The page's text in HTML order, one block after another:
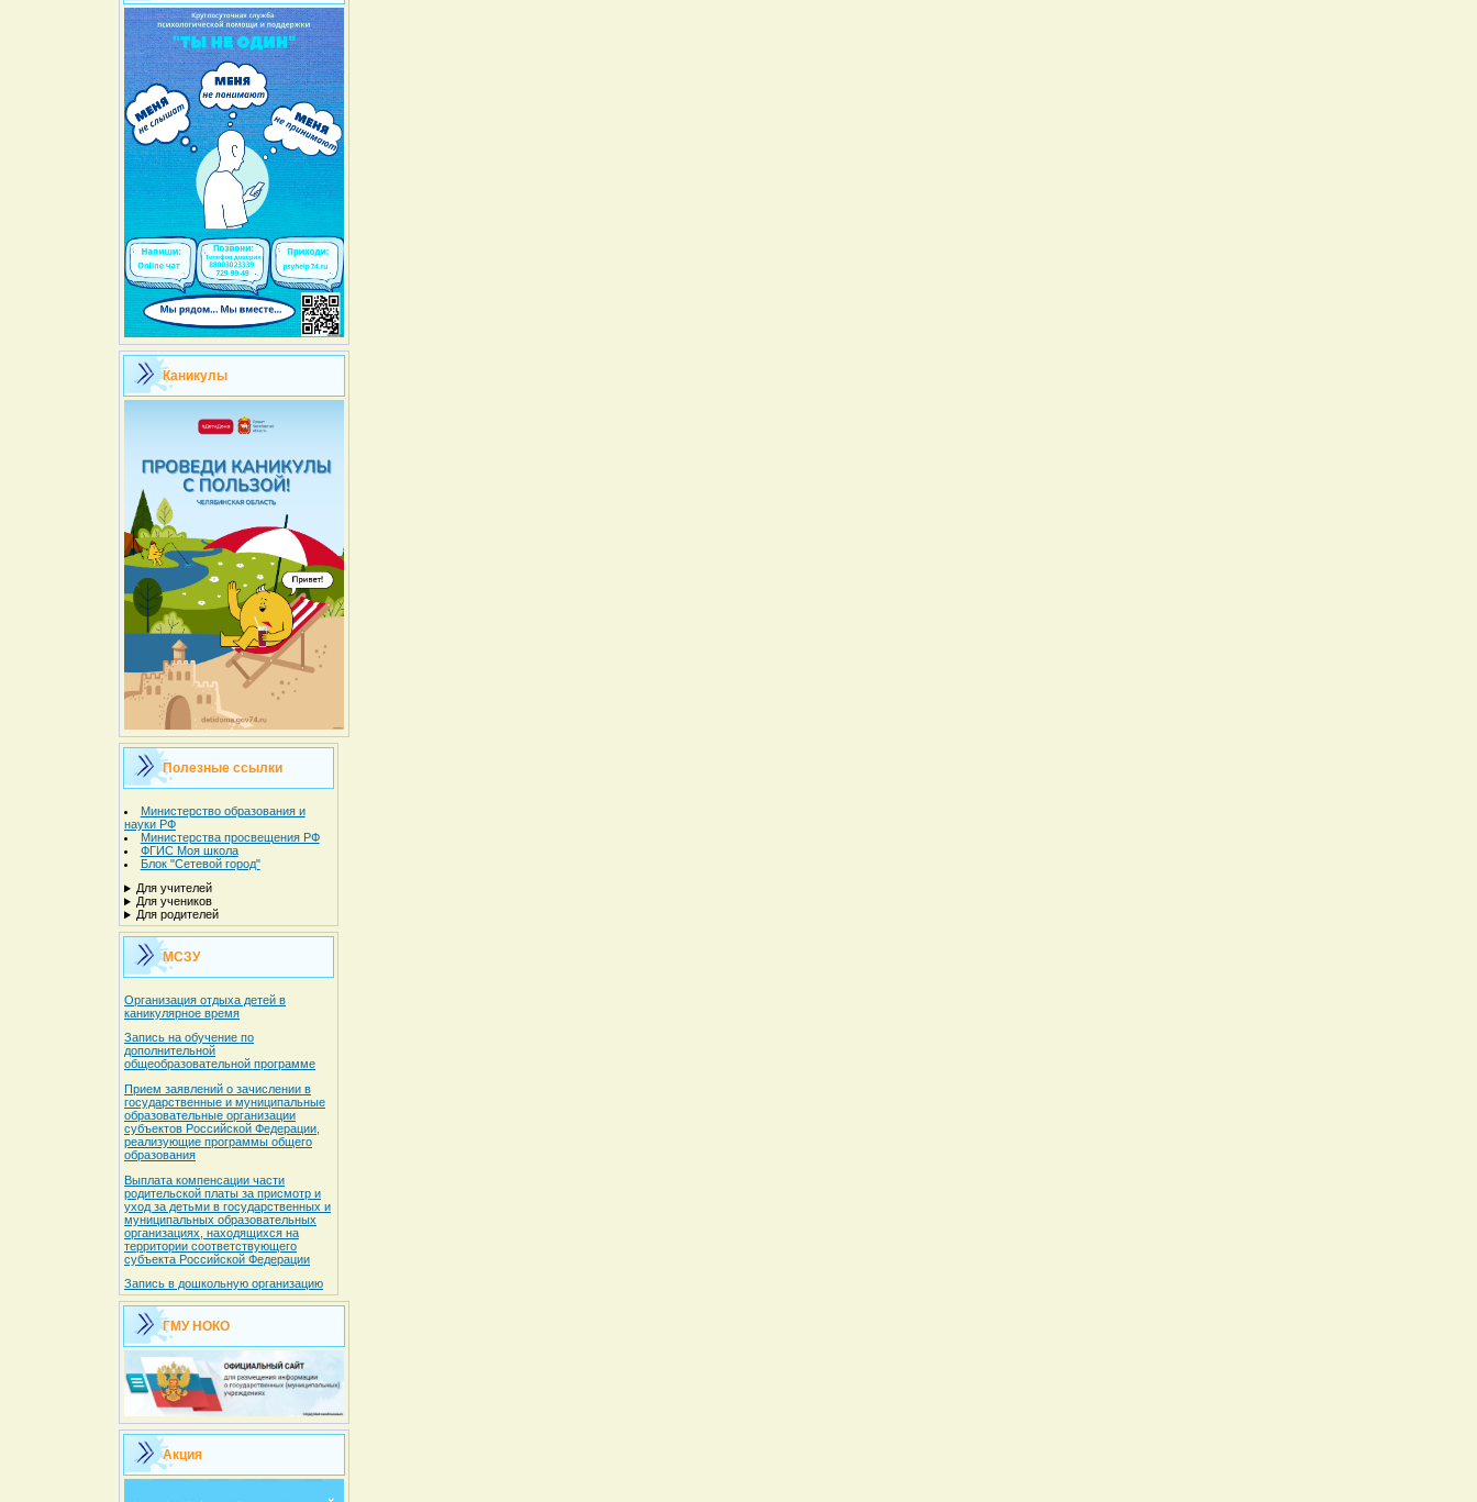
Каникулы
Полезные ссылки
Министерство образования и
науки РФ
Министерства просвещения РФ
ФГИС Моя школа
Блок "Сетевой город"
Для учителей
Для учеников
Для родителей
МСЗУ
Организация отдыха детей в
каникулярное время
Запись на обучение по
дополнительной
общеобразовательной программе
Прием заявлений о зачислении в
государственные и муниципальные
образовательные организации
субъектов Российской Федерации,
реализующие программы общего
образования
Выплата компенсации части
родительской платы за присмотр и
уход за детьми в государственных и
муниципальных образовательных
организациях, находящихся на
территории соответствующего
субъекта Российской Федерации
Запись в дошкольную организацию
ГМУ НОКО
Акция